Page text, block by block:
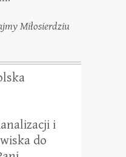
Miłosierdziu
i
do